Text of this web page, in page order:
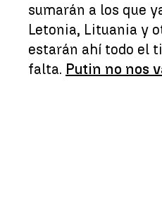
sumarán a los que
Letonia, Lituania y
estarán ahí todo el
falta. Putin no nos